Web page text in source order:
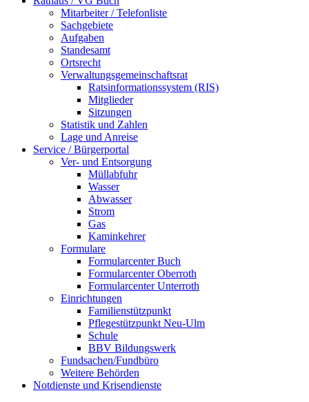
Mitarbeiter / Telefonliste
Sachgebiete
Aufgaben
Standesamt
Ortsrecht
Verwaltungsgemeinschaftsrat
Ratsinformationssystem (RIS)
Mitglieder
Sitzungen
Statistik und Zahlen
Lage und Anreise
Service / Bürgerportal
Ver- und Entsorgung
Müllabfuhr
Wasser
Abwasser
Strom
Gas
Kaminkehrer
Formulare
Formularcenter Buch
Formularcenter Oberroth
Formularcenter Unterroth
Einrichtungen
Familienstützpunkt
Pflegestützpunkt Neu-Ulm
Schule
BBV Bildungswerk
Fundsachen/Fundbüro
Weitere Behörden
Notdienste und Krisendienste